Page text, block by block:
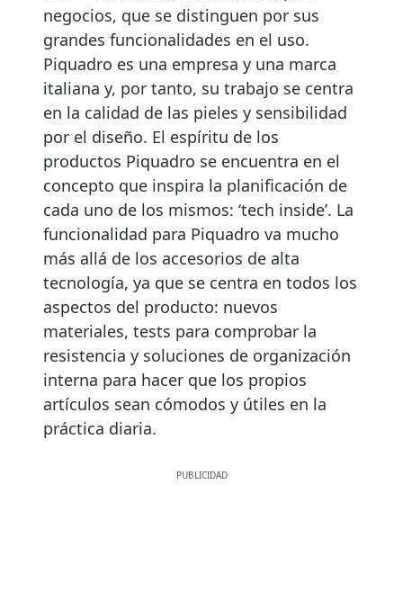
negocios, que se distinguen por sus
grandes funcionalidades en el uso.
Piquadro es una empresa y una marca
italiana y, por tanto, su trabajo se centra
en la calidad de las pieles y sensibilidad
por el diseño. El espíritu de los
productos Piquadro se encuentra en el
concepto que inspira la planificación de
cada uno de los mismos: ‘tech inside’. La
funcionalidad para Piquadro va mucho
más allá de los accesorios de alta
tecnología, ya que se centra en todos los
aspectos del producto: nuevos
materiales, tests para comprobar la
resistencia y soluciones de organización
interna para hacer que los propios
artículos sean cómodos y útiles en la
práctica diaria.